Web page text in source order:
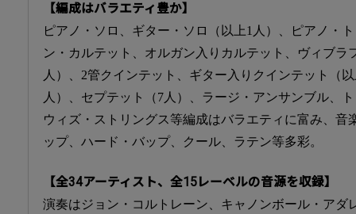
【編成はバラエティ豊か】
ピアノ・ソロ、ギター・ソロ（以上1人）、ピアノ・
ン・カルテット、オルガン入りカルテット、ヴィブラ
人）、2管クインテット、ギター入りクインテット（
人）、セプテット（7人）、ラージ・アンサンブル、
ウィズ・ストリングス等編成はバラエティに富み、音
ップ、ハード・バップ、クール、ラテン等多彩。
【全34アーティスト、全15レーベルの音源を収録】
演奏はジョン・コルトレーン、キャノンボール・アダ